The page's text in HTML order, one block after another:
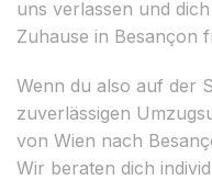
uns verlassen und
Zuhause in Besançon
Wenn du also auf der
zuverlässigen
von Wien nach
Wir beraten dich